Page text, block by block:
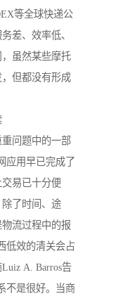
等全球快递公
差、效率低、
虽然某些摩托
但都没有形成
问题中的一部
应用早已完成了
易已十分便
了时间、途
流过程中的报
低效的清关会占
A. Barros告
不是很好。当商